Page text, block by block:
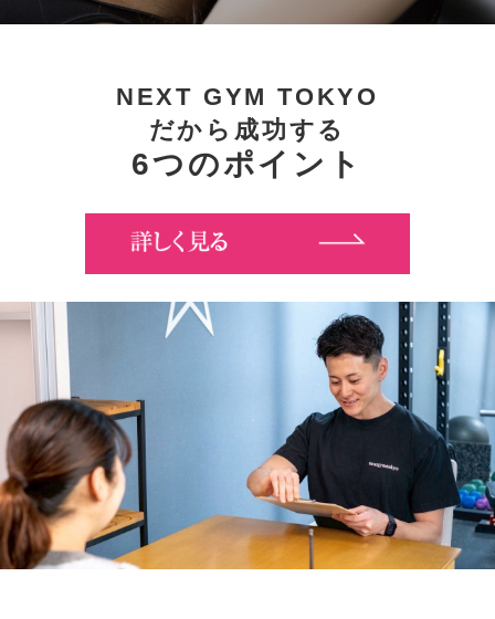
NEXT GYM TOKYO
だから成功する
6つのポイント